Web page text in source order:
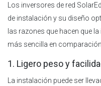
Los inversores de red
de instalación y su diseño
las razones que hacen que
más sencilla en
1. Ligero peso y
La instalación puede ser